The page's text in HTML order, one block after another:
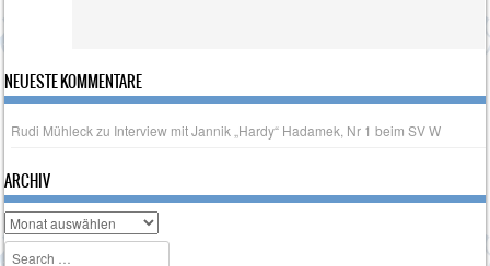
NEUESTE KOMMENTARE
Rudi Mühleck zu Interview mit Jannik „Hardy“ Hadamek, Nr 1 beim SV W
ARCHIV
Archiv
Search